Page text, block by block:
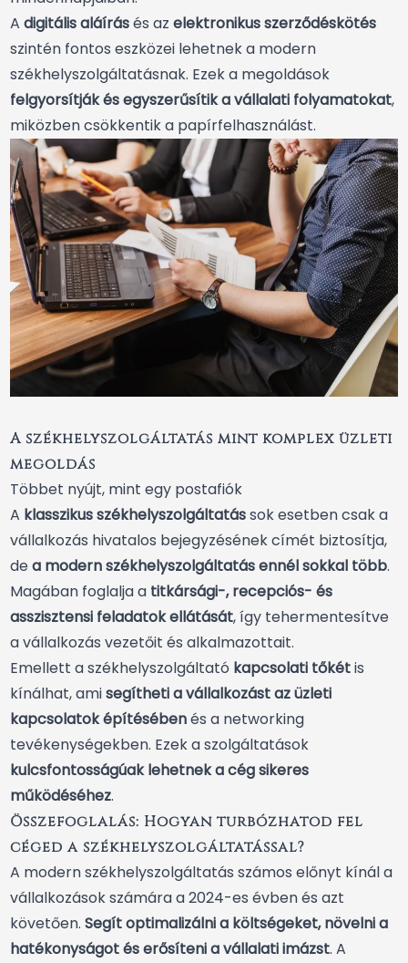
A digitális aláírásés az elektronikus szerződéskötés
szintén fontos eszközei lehetnek a modern
székhelyszolgáltatásnak. Ezek a megoldások
felgyorsítják és egyszerűsítik a vállalati folyamatokat,
miközben csökkentik a papírfelhasználást.
A székhelyszolgáltatás mint komplex üzleti
megoldás
Többet nyújt, mint egy postafiók
A klasszikus székhelyszolgáltatássok esetben csak a
vállalkozás hivatalos bejegyzésének címét biztosítja,
dea modern székhelyszolgáltatás ennél sokkal több.
Magában foglalja a titkársági-, recepciós- és
asszisztensi feladatok ellátását, így tehermentesítve
a vállalkozás vezetőit és alkalmazottait.
Emellett a székhelyszolgáltató kapcsolati tőkétis
kínálhat, amisegítheti a vállalkozást az üzleti
kapcsolatok építésébenés a networking
tevékenységekben. Ezek a szolgáltatások
kulcsfontosságúak lehetnek a cég sikeres
működéséhez.
Összefoglalás: Hogyan turbózhatod fel
céged a székhelyszolgáltatással?
A modern székhelyszolgáltatás számos előnyt kínál a
vállalkozások számára a 2024-es évben és azt
követően. Segít optimalizálni a költségeket, növelni a
hatékonyságot és erősíteni a vállalati imázst. A